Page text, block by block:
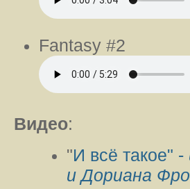
Fantasy #2
Видео:
"И всё такое" -
и Дориана